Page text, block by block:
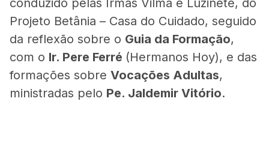
conduzido pelas Irmãs Vilma e Luzinete, do
Projeto Betânia – Casa do Cuidado, seguido
da reflexão sobre o Guia da Formação,
com o Ir. Pere Ferré (Hermanos Hoy), e das
formações sobre Vocações Adultas,
ministradas pelo Pe. Jaldemir Vitório.